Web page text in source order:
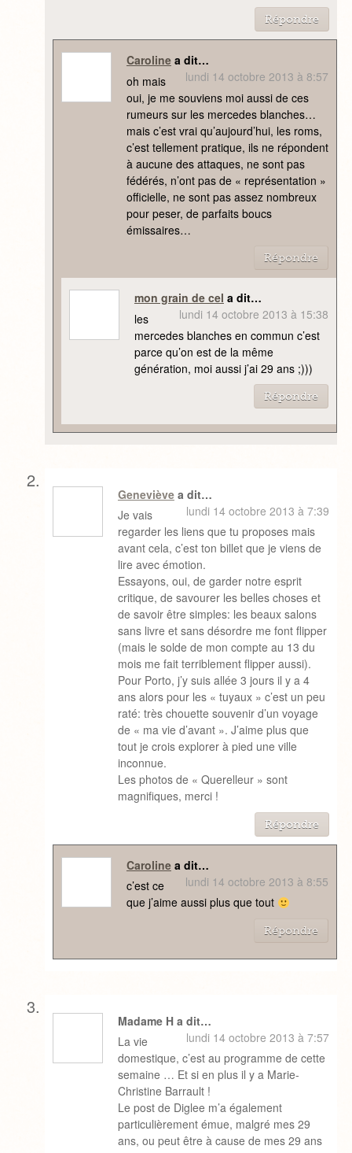
Répondre
Carolinea dit…
lundi 14 octobre 2013 à 8:57
oh mais
oui, je me souviens moi aussi de ces
rumeurs sur les mercedes blanches…
mais c’est vrai qu’aujourd’hui, les roms,
c’est tellement pratique, ils ne répondent
à aucune des attaques, ne sont pas
fédérés, n’ont pas de « représentation »
officielle, ne sont pas assez nombreux
pour peser, de parfaits boucs
émissaires…
Répondre
mon grain de cel a dit…
lundi 14 octobre 2013 à 15:38
les
mercedes blanches en commun c’est
parce qu’on est de la même
génération, moi aussi j’ai 29 ans ;)))
Répondre
Genevièvea dit…
lundi 14 octobre 2013 à 7:39
Je vais
regarder les liens que tu proposes mais
avant cela, c’est ton billet que je viens de
lire avec émotion.
Essayons, oui, de garder notre esprit
critique, de savourer les belles choses et
de savoir être simples: les beaux salons
sans livre et sans désordre me font flipper
(mais le solde de mon compte au 13 du
mois me fait terriblement flipper aussi).
Pour Porto, j’y suis allée 3 jours il y a 4
ans alors pour les « tuyaux » c’est un peu
raté: très chouette souvenir d’un voyage
de « ma vie d’avant ». J’aime plus que
tout je crois explorer à pied une ville
inconnue.
Les photos de « Querelleur » sont
magnifiques, merci !
Répondre
Carolinea dit…
lundi 14 octobre 2013 à 8:55
c’est ce
que j’aime aussi plus que tout
Répondre
Madame H a dit…
lundi 14 octobre 2013 à 7:57
La vie
domestique, c’est au programme de cette
semaine … Et si en plus il y a Marie-
Christine Barrault !
Le post de Diglee m’a également
particulièrement émue, malgré mes 29
ans, ou peut être à cause de mes 29 ans